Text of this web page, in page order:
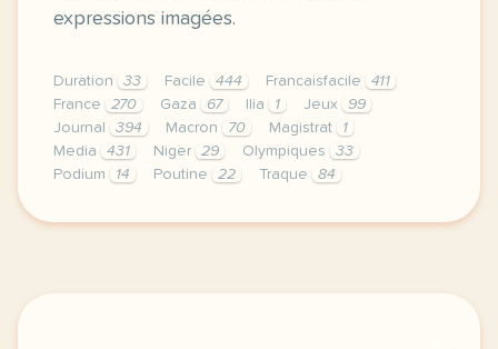
expressions imagées.
Duration 33 Facile 444 Francaisfacile
411
France
270 Gaza 67 Ilia 1 Jeux
99
Journal
394 Macron 70 Magistrat
1
Media
431 Niger 29 Olympiques
33
Podium
14 Poutine 22 Traque 84
exercice b2 la france prepare les jeux